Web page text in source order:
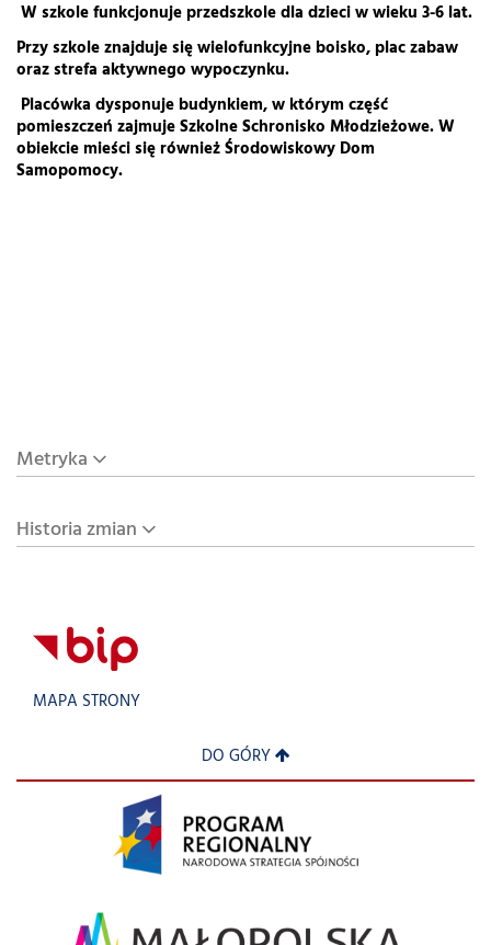
W szkole funkcjonuje przedszkole dla dzieci w wieku 3-6 lat.
Przy szkole znajduje się wielofunkcyjne boisko, plac zabaw
oraz strefa aktywnego wypoczynku.
Placówka dysponuje budynkiem, w którym część
pomieszczeń zajmuje Szkolne Schronisko Młodzieżowe. W
obiekcie mieści się również Środowiskowy Dom
Samopomocy.
Metryka
Historia zmian
MAPA STRONY
DO GÓRY